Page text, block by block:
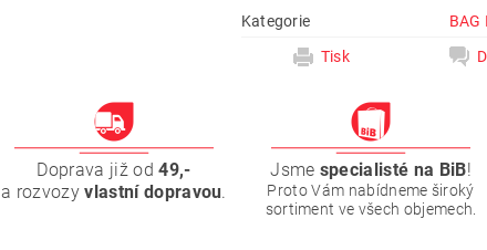
Kategorie
BAG
Tisk
Doprava již od49,-
a rozvozyvlastní dopravou.
Jsme specialisté na BiB!
Proto Vám nabídneme široký
sortiment ve všech objemech.